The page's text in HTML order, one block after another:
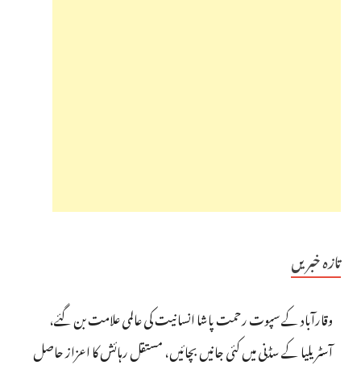
تازہ خبریں
وقارآباد کے سپوت رحمت پاشا انسانیت کی عالمی علامت بن گئے،
آسٹریلیا کے سڈنی میں کئی جانیں بچائیں، مستقل رہائش کا اعزاز حاصل